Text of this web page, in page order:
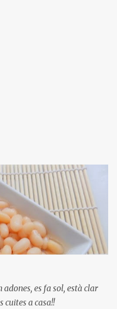
es fa sol, està clar
cuites a casa!!